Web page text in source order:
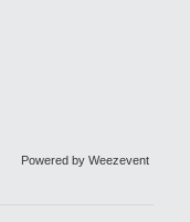
Powered by Weezevent